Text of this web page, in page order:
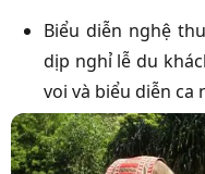
Biểu diễn nghệ
dịp nghỉ lễ du
voi và biểu diễn ca